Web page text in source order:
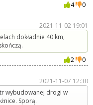
4
0
2021-11-02 19:01
dokładnie 40 km,
2
0
2021-11-07 12:30
wybudowanej drogi w
Sporą.